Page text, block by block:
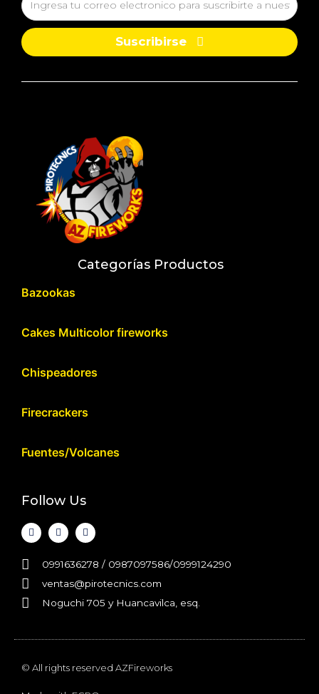
Suscribirse
Categorías Productos
Bazookas
Cakes Multicolor fireworks
Chispeadores
Firecrackers
Fuentes/Volcanes
Follow Us
0991636278 / 0987097586/0999124290
ventas@pirotecnics.com​
Noguchi 705 y Huancavilca, esq.
© All rights reserved AZFireworks